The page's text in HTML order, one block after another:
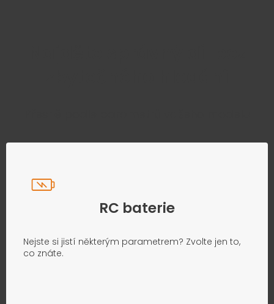
RC baterie
Nejste si jistí některým parametrem? Zvolte jen to,
co znáte.